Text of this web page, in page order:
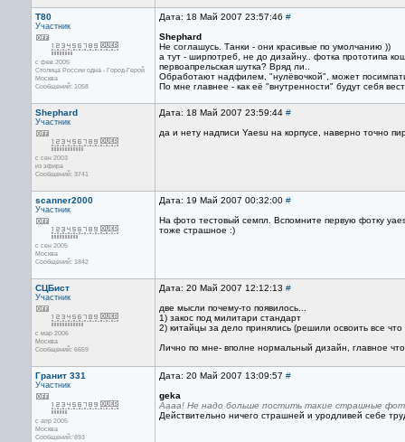
Т80
Участник
с фев 2005
Столица России одна - Город-Герой
Москва
Сообщений: 1058
Дата: 18 Май 2007 23:57:46 #
Shephard
Не соглашусь. Танки - они красивые по умолчанию ))
а тут - ширпотреб, не до дизайну.. фотка прототипа
первоапрельская шутка? Вряд ли..
Обработают надфилем, "нулёвочкой", может
По мне главнее - как её "внутренности" будут себя
Shephard
Участник
с сен 2003
из эфира
Сообщений: 3741
Дата: 18 Май 2007 23:59:44 #
да и нету надписи Yaesu на корпусе, наверно точно
scanner2000
Участник
с сен 2005
Москва
Сообщений: 1842
Дата: 19 Май 2007 00:32:00 #
На фото тестовый семпл. Вспомните первую фотку
тоже страшное :)
СЦБист
Участник
с мар 2006
Москва
Сообщений: 6659
Дата: 20 Май 2007 12:12:13 #
две мысли почему-то появилось...
1) закос под милитари стандарт
2) китайцы за дело принялись (решили освоить все что
Лично по мне- вполне нормальный дизайн, главное
Гранит 331
Участник
с апр 2005
Москва
Сообщений: 893
Дата: 20 Май 2007 13:09:57 #
geka
Аааа! Не надо больше постить такие страшные
Действительно ничего страшней и уродливей себе